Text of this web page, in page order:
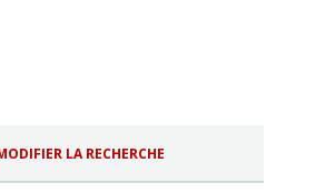
LA RECHERCHE